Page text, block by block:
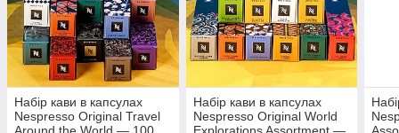
Набір кави в капсулах
Nespresso Original Travel
Around the World — 100
Набір кави в капсулах
Nespresso Original World
Explorations Assortment —